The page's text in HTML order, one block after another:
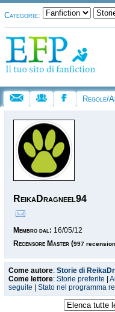
Categorie:
Regole/
ReikaDragneel94
Membro dal: 16/05/12
Recensore Master (997
Come autore: Storie di
Come lettore: Storie preferite
seguite
Stato nel programma